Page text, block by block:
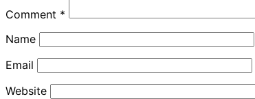
Comment *
Name
Email
Website